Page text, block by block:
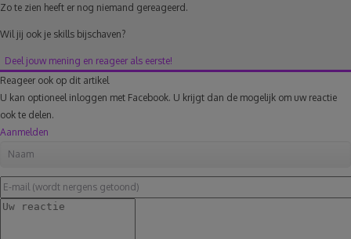
Zo te zien heeft er nog niemand gereageerd.
Wil jij ook je skills bijschaven?
Deel jouw mening en reageer als eerste!
Reageer ook op dit artikel
U kan optioneel inloggen met Facebook. U krijgt dan de mogelijk om uw reactie
ook te delen.
Aanmelden